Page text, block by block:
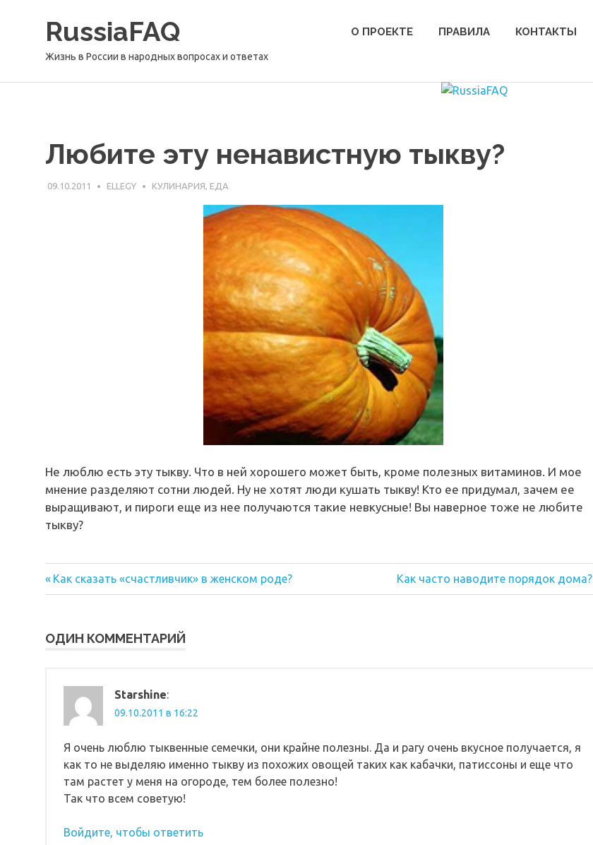
содержимомуRussiaFAQ
Жизнь в России в народных вопросах и ответах
О ПРОЕКТЕ ПРАВИЛА КОНТАКТЫ
Любите эту ненавистную тыкву?
09.10.2011 ELLEGY КУЛИНАРИЯ, ЕДА
Не люблю есть эту тыкву. Что в ней хорошего может быть, кроме полезных витаминов. И мое
мнение разделяют сотни людей. Ну не хотят люди кушать тыкву! Кто ее придумал, зачем ее
выращивают, и пироги еще из нее получаются такие невкусные! Вы наверное тоже не любите
тыкву?
Навигация
записям
Предыдущая
запись:
Как сказать «счастливчик» в женском роде?
Следующая
запись:
Как часто наводите порядок дома?
ОДИН КОММЕНТАРИЙ
Starshine:
09.10.2011 в 16:22
Я очень люблю тыквенные семечки, они крайне полезны. Да и рагу очень вкусное получается, я
как то не выделяю именно тыкву из похожих овощей таких как кабачки, патиссоны и еще что
там растет у меня на огороде, тем более полезно!
Так что всем советую!
Войдите, чтобы ответить